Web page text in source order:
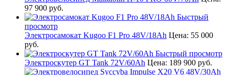
97 900 руб.
Быстрый
просмотр
Электросамокат Kugoo F1 Pro 48V/18Ah Цена: 55 000
руб.
Быстрый просмотр
Электроскутер GT Tank 72V/60Ah Цена: 189 900 руб.